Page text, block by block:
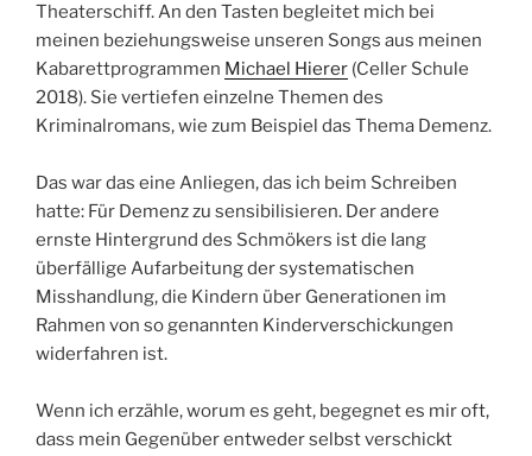
Theaterschiff. An den Tasten begleitet mich bei
meinen beziehungsweise unseren Songs aus meinen
Kabarettprogrammen Michael Hierer (Celler Schule
2018). Sie vertiefen einzelne Themen des
Kriminalromans, wie zum Beispiel das Thema Demenz.
Das war das eine Anliegen, das ich beim Schreiben
hatte: Für Demenz zu sensibilisieren. Der andere
ernste Hintergrund des Schmökers ist die lang
überfällige Aufarbeitung der systematischen
Misshandlung, die Kindern über Generationen im
Rahmen von so genannten Kinderverschickungen
widerfahren ist.
Wenn ich erzähle, worum es geht, begegnet es mir oft,
dass mein Gegenüber entweder selbst verschickt